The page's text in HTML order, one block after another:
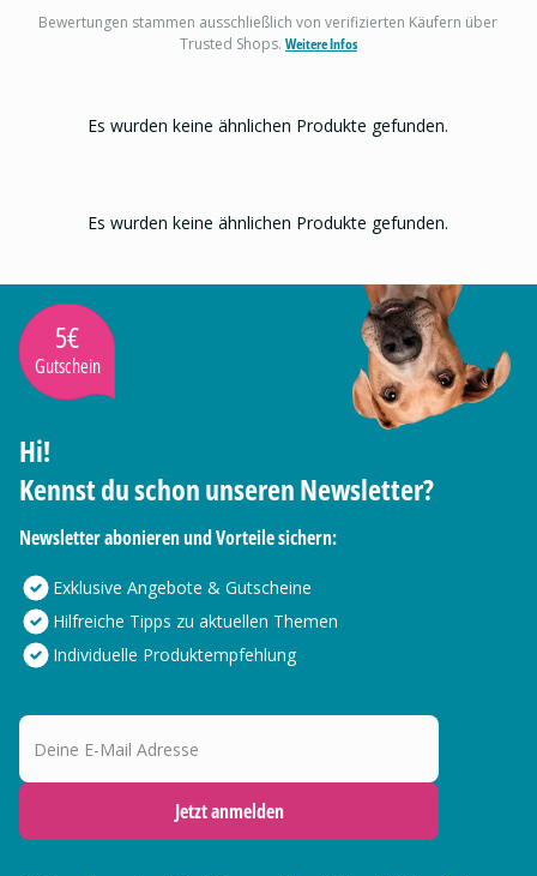
Bewertungen stammen ausschließlich von verifizierten Käufern über
Trusted Shops. Weitere Infos
Es wurden keine ähnlichen Produkte gefunden.
Es wurden keine ähnlichen Produkte gefunden.
5€
Gutschein
Hi!
Kennst du schon unseren Newsletter?
Newsletter abonieren und Vorteile sichern:
Exklusive Angebote & Gutscheine
Hilfreiche Tipps zu aktuellen Themen
Individuelle Produktempfehlung
Deine E-Mail Adresse
Jetzt anmelden